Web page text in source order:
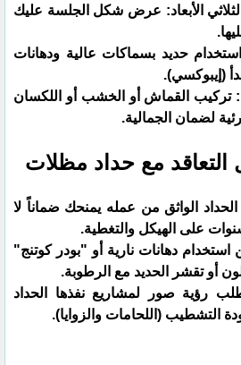
الثلاثي الأبعاد: عرض شكل الجلسة عليك
حديد بسماكات عالية ودهانات
(إيبوكسي).
تركيب القماش أو الخشب أو اللكسان
لضمان الجمالية.
التعاقد مع حداد مظلات
الواثق من عمله يمنحك ضماناً لا
استخدام دهانات نارية أو "بودر كوتنج"
أو تقشر الحديد مع الرطوبة.
رؤية صور لمشاريع نفذها الحداد
التشطيب (اللحامات والزوايا).